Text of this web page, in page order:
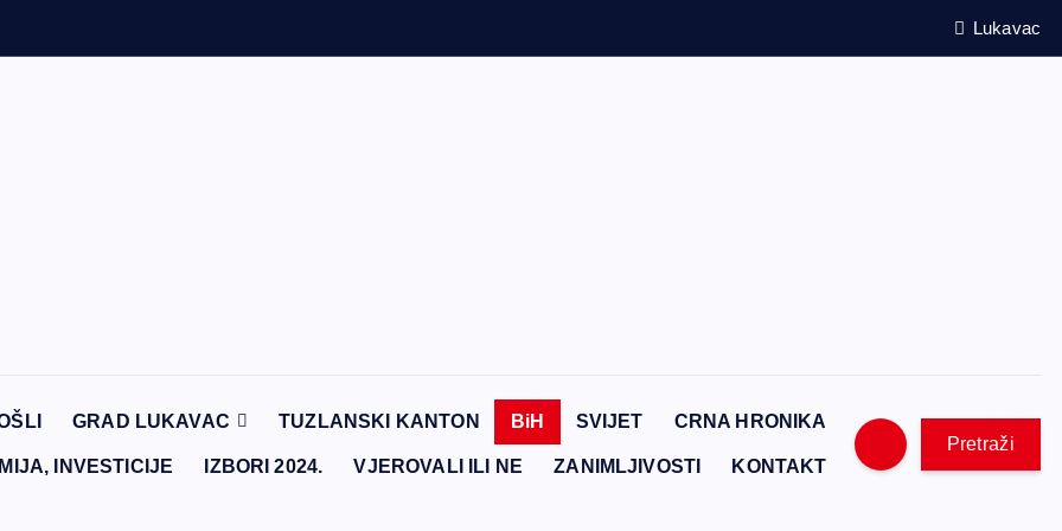
Lukavac
GRAD LUKAVAC TUZLANSKI KANTON BiH SVIJET CRNA HRONIKA
INVESTICIJE IZBORI 2024. VJEROVALI ILI NE ZANIMLJIVOSTI KONTAKT
Pretraži